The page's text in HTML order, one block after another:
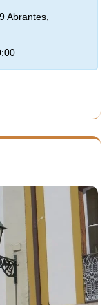
Abrantes,